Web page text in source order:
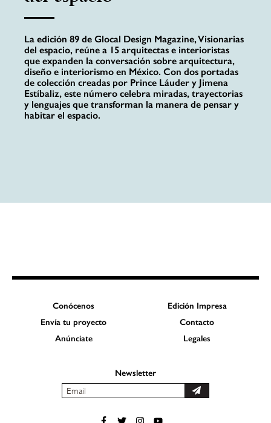
La edición 89 de Glocal Design Magazine, Visionarias
del espacio, reúne a 15 arquitectas e interioristas
que expanden la conversación sobre arquitectura,
diseño e interiorismo en México. Con dos portadas
de colección creadas por Prince Láuder y Jimena
Estíbaliz, este número celebra miradas, trayectorias
y lenguajes que transforman la manera de pensar y
habitar el espacio.
Conócenos
Edición Impresa
Envía tu proyecto
Contacto
Anúnciate
Legales
Newsletter